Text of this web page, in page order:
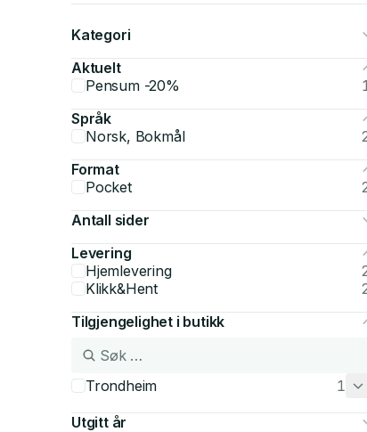
Kategori
Aktuelt
Pensum -20%
Språk
Norsk, Bokmål
Format
Pocket
Antall sider
Levering
Hjemlevering
Klikk&Hent
Tilgjengelighet i butikk
Trondheim 1
Utgitt år